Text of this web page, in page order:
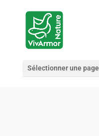
Sélectionner une page